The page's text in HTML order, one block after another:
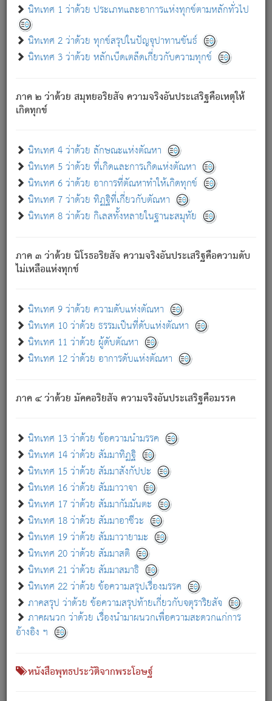
นิทเทศ 1 ว่าด้วย ประเภทและอาการแห่งทุกข์ตามหลักทั่วไป
นิทเทศ 2 ว่าด้วย ทุกข์สรุปในปัญจุปาทานขันธ์
นิทเทศ 3 ว่าด้วย หลักเบ็ดเตล็ดเกี่ยวกับความทุกข์
ภาค ๒ ว่าด้วย สมุทยอริยสัจ ความจริงอันประเสริฐคือเหตุให้
เกิดทุกข์
นิทเทศ 4 ว่าด้วย ลักษณะแห่งตัณหา
นิทเทศ 5 ว่าด้วย ที่เกิดและการเกิดแห่งตัณหา
นิทเทศ 6 ว่าด้วย อาการที่ตัณหาทำให้เกิดทุกข์
นิทเทศ 7 ว่าด้วย ทิฏฐิที่เกี่ยวกับตัณหา
นิทเทศ 8 ว่าด้วย กิเลสทั้งหลายในฐานะสมุทัย
ภาค ๓ ว่าด้วย นิโรธอริยสัจ ความจริงอันประเสริฐคือความดับ
ไม่เหลือแห่งทุกข์
นิทเทศ 9 ว่าด้วย ความดับแห่งตัณหา
นิทเทศ 10 ว่าด้วย ธรรมเป็นที่ดับแห่งตัณหา
นิทเทศ 11 ว่าด้วย ผู้ดับตัณหา
นิทเทศ 12 ว่าด้วย อาการดับแห่งตัณหา
ภาค ๔ ว่าด้วย มัคคอริยสัจ ความจริงอันประเสริฐคือมรรค
นิทเทศ 13 ว่าด้วย ข้อความนำมรรค
นิทเทศ 14 ว่าด้วย สัมมาทิฏฐิ
นิทเทศ 15 ว่าด้วย สัมมาสังกัปปะ
นิทเทศ 16 ว่าด้วย สัมมาวาจา
นิทเทศ 17 ว่าด้วย สัมมากัมมันตะ
นิทเทศ 18 ว่าด้วย สัมมาอาชีวะ
นิทเทศ 19 ว่าด้วย สัมมาวายามะ
นิทเทศ 20 ว่าด้วย สัมมาสติ
นิทเทศ 21 ว่าด้วย สัมมาสมาธิ
นิทเทศ 22 ว่าด้วย ข้อความสรุปเรื่องมรรค
ภาคสรุป ว่าด้วย ข้อความสรุปท้ายเกี่ยวกับจตุราริยสัจ
ภาคผนวก ว่าด้วย เรื่องนำมาผนวกเพื่อความสะดวกแก่การ
อ้างอิง ฯ
หนังสือพุทธประวัติจากพระโอษฐ์
เพราะความสิ้นไปแห่งอุปาทานทั้งปวง ความเกิดขึ้นแห่ง
ทุกข์จึงไม่มี.
ท่านจงดูโลกนี้เถิด (จะเห็นว่า) สัตว์ทั้งหลายอันอวิชาหนา
แน่นบังหนาแล้ว; และว่า สัตว์ผู้ยินดีในภพอันเป็นแล้วนั้น ย่อม
อันเป็นไปในที่หรือเวลาทั้งปวง[3]เพื่อความมีแห่งประโยชน์โดย
ประการทั้งปวง; ภพทั้งหลายทั้งหมดนั้น ไม่เที่ยง เป็นทุกข์ มี
ความแปรปรวนเป็นธรรมดา.
อย่างนี้อยู่; เขาย่อมละภวตัณหาได้ และไม่เพลิดเพลินวิภวตัณหา
ด้วย.
ความดับเพราะความสำรอกไม่เหลือ (แห่งภพทั้งหลาย)
เพราะความสิ้นไปแห่งตัณหาโดยประการทั้งปวง นั้นคือ
นิพพาน.
ภพใหม่ย่อมไม่มีแก่ภิกษุนั้น ผู้ดับเย็นสนิทแล้ว เพราะไม่มี
ภิกษุนั้น เป็นผู้ครอบงำมารได้แล้ว ชนะสงครามแล้ว ก้าวล่วง
ภพทั้งหลายทั้งปวงได้แล้ว เป็นผู้คงที่ (คือไม่เปลี่ยนแปลงอีกต่อ
- อุ.ขุ. ๒๕/๑๒๑/๘๔.
(ข้อความนี้ เป็นพระพุทธอุทานที่ทรงเปล่งออก ที่โคนต้นโพธิ์
เป็นที่ตรัสรู้ เมื่อตรัสรู้แล้วได้ 7 วัน)
เกี่ยวกับธรรมโฆษณ์ออนไลน์ (Disclaimer)
แม้ระบบ "ธรรมโฆษณ์ออนไลน์" พยายามปรับปรุงข้อมูลให้ถูกต้องมากที่สุด
ผู้ศึกษาก็พึงตรวจสอบกับตัวเล่มหนังสือต้นฉบับ ที่มีการพิมพ์ครั้งล่าสุด
ก่อนนำข้อมูลไปใช้ในการอ้างอิง"
เกี่ยวกับอัตถจารี|เกี่ยวกับการพัฒนา|แจ้งข้อผิดพลาด / แนะนำ
หนังสือที่เกี่ยวข้อง